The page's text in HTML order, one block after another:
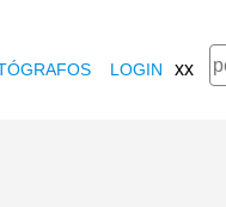
LOGIN xx